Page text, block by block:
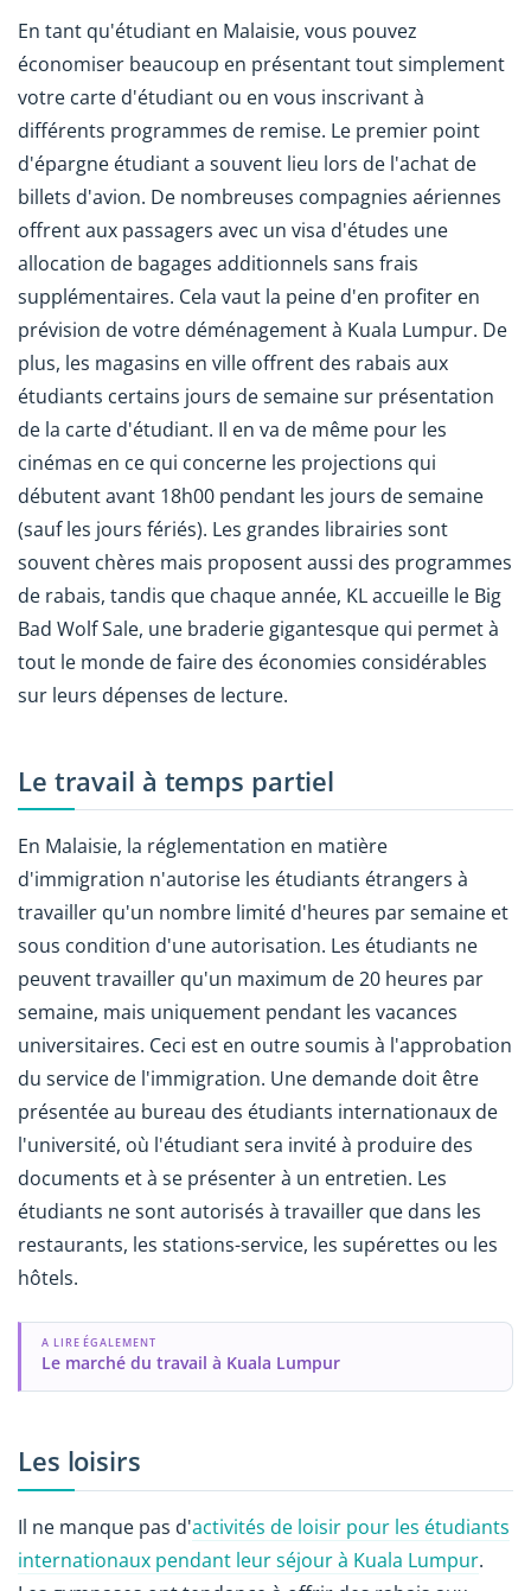
En tant qu'étudiant en Malaisie, vous pouvez
économiser beaucoup en présentant tout simplement
votre carte d'étudiant ou en vous inscrivant à
différents programmes de remise. Le premier point
d'épargne étudiant a souvent lieu lors de l'achat de
billets d'avion. De nombreuses compagnies aériennes
offrent aux passagers avec un visa d'études une
allocation de bagages additionnels sans frais
supplémentaires. Cela vaut la peine d'en profiter en
prévision de votre déménagement à Kuala Lumpur. De
plus, les magasins en ville offrent des rabais aux
étudiants certains jours de semaine sur présentation
de la carte d'étudiant. Il en va de même pour les
cinémas en ce qui concerne les projections qui
débutent avant 18h00 pendant les jours de semaine
(sauf les jours fériés). Les grandes librairies sont
souvent chères mais proposent aussi des programmes
de rabais, tandis que chaque année, KL accueille le Big
Bad Wolf Sale, une braderie gigantesque qui permet à
tout le monde de faire des économies considérables
sur leurs dépenses de lecture.
Le travail à temps partiel
En Malaisie, la réglementation en matière
d'immigration n'autorise les étudiants étrangers à
travailler qu'un nombre limité d'heures par semaine et
sous condition d'une autorisation. Les étudiants ne
peuvent travailler qu'un maximum de 20 heures par
semaine, mais uniquement pendant les vacances
universitaires. Ceci est en outre soumis à l'approbation
du service de l'immigration. Une demande doit être
présentée au bureau des étudiants internationaux de
l'université, où l'étudiant sera invité à produire des
documents et à se présenter à un entretien. Les
étudiants ne sont autorisés à travailler que dans les
restaurants, les stations-service, les supérettes ou les
hôtels.
A LIRE ÉGALEMENT
Le marché du travail à Kuala Lumpur
Les loisirs
Il ne manque pas d'activités de loisir pour les étudiants
internationaux pendant leur séjour à Kuala Lumpur.